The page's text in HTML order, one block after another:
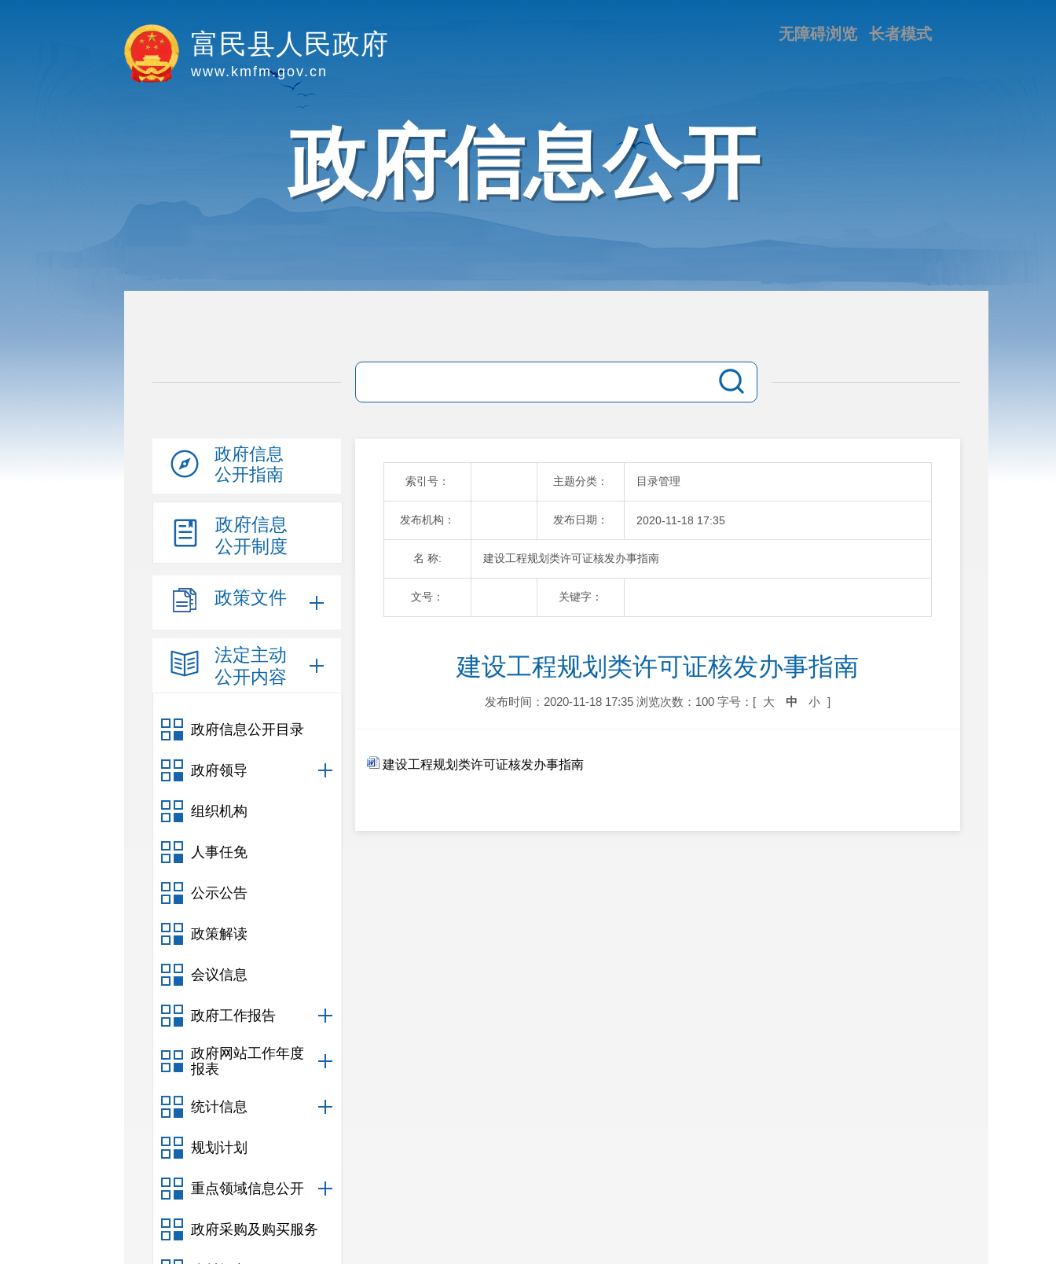
富民县人民政府
www.kmfm.gov.cn
长者模式
无障碍浏览
政府信息公开
政府信息
公开指南
政府信息
公开制度
政策文件
法定主动
公开内容
政府信息公开目录
政府领导
组织机构
人事任免
公示公告
政策解读
会议信息
政府工作报告
政府网站工作年度
报表
统计信息
规划计划
重点领域信息公开
政府采购及购买服务
索引号： 主题分类： 目录管理
发布机构： 发布日期： 2020-11-18 17:35
名 称: 建设工程规划类许可证核发办事指南
文号： 关键字：
建设工程规划类许可证核发办事指南
发布时间：2020-11-18 17:35 浏览次数：100 字号：[ 大 中 小 ]
建设工程规划类许可证核发办事指南